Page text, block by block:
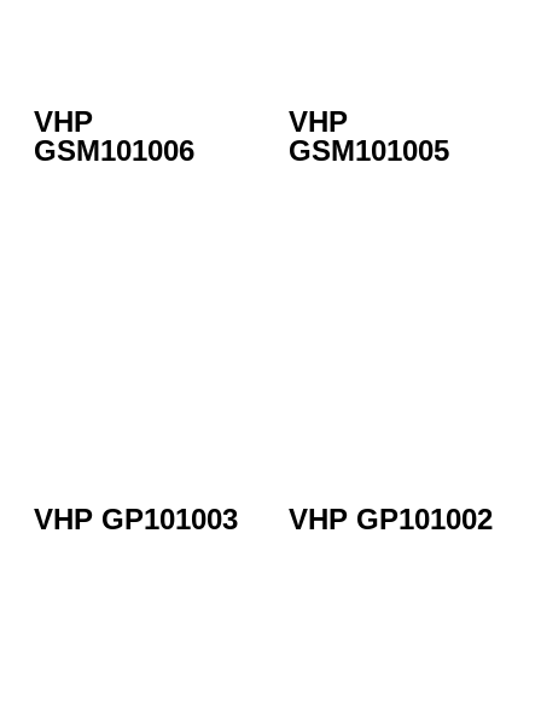
VHP
GSM101006
VHP
GSM101005
VHP GP101003 VHP GP101002